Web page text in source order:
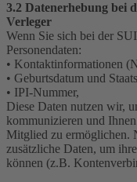
3.2 Datenerhebung bei
Verleger
Wenn Sie sich bei der
Personendaten:
• Kontaktinformationen
• Geburtsdatum und
• IPI-Nummer,
Diese Daten nutzen wir,
kommunizieren und
Mitglied zu ermöglichen.
zusätzliche Daten, um
können (z.B.